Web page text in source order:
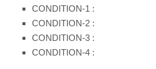
CONDITION-1 :
CONDITION-2 :
CONDITION-3 :
CONDITION-4 :